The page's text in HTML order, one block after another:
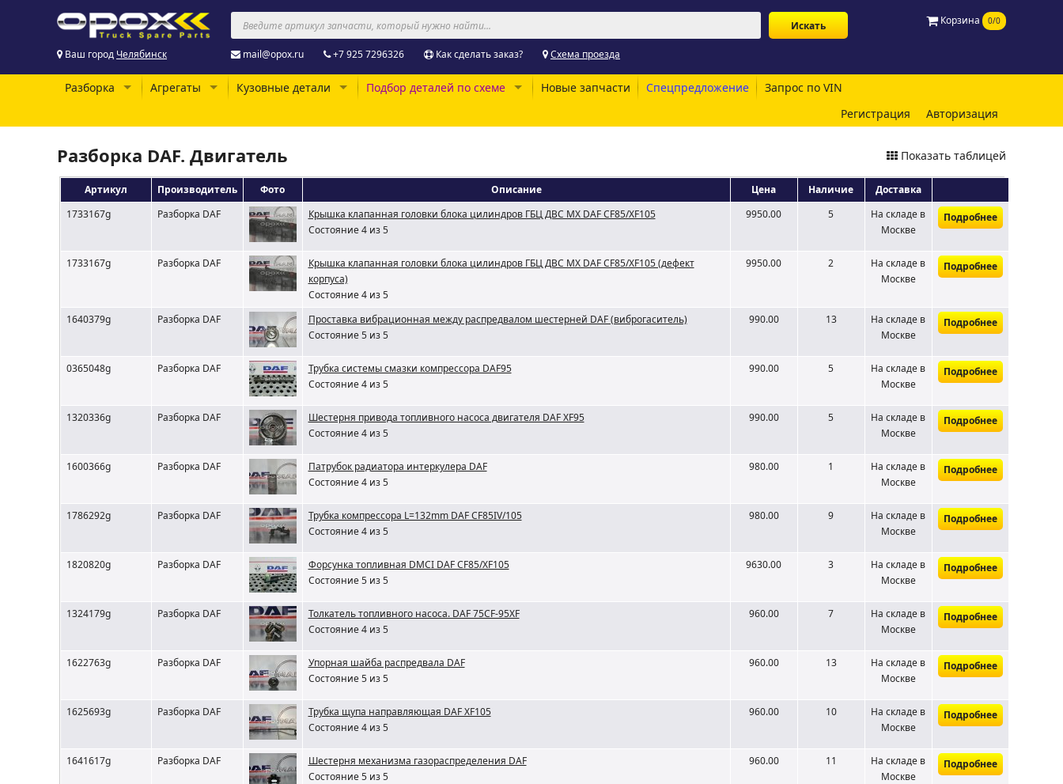
Корзина 0/0
Ваш город Челябинск mail@opox.ru +7 925 7296326 Как сделать заказ? Схема проезда
Разборка Агрегаты Кузовные детали Подбор деталей по схеме Новые запчасти Спецпредложение
Запрос по VIN
Регистрация
Авторизация
Разборка DAF. Двигатель Показать таблицей
Артикул Производитель Фото Описание Цена Наличие
Доставка
1733167g
Разборка DAF
Крышка клапанная головки блока цилиндров ГБЦ ДВС МХ DAF CF85/XF105
Состояние 4 из 5
9950.00 5 На складе в
Москве
Подробнее
1733167g Разборка DAF
Крышка клапанная головки блока цилиндров ГБЦ ДВС МХ DAF CF85/XF105 (дефект
корпуса)
Состояние 4 из 5
9950.00 2 На складе в
Москве
Подробнее
1640379g Разборка DAF
Проставка вибрационная между распредвалом шестерней DAF (виброгаситель)
Состояние 5 из 5
990.00 13 На складе в
Москве
Подробнее
0365048g Разборка DAF
Трубка системы смазки компрессора DAF95
Состояние 4 из 5
990.00 5 На складе в
Москве
Подробнее
1320336g Разборка DAF
Шестерня привода топливного насоса двигателя DAF XF95
Состояние 4 из 5
990.00 5 На складе в
Москве
Подробнее
1600366g Разборка DAF
Патрубок радиатора интеркулера DAF
Состояние 4 из 5
980.00 1 На складе в
Москве
Подробнее
1786292g Разборка DAF
Трубка компрессора L=132mm DAF CF85IV/105
Состояние 4 из 5
980.00 9 На складе в
Москве
Подробнее
1820820g Разборка DAF
Форсунка топливная DMCI DAF CF85/XF105
Состояние 5 из 5
9630.00 3 На складе в
Москве
Подробнее
1324179g Разборка DAF
Толкатель топливного насоса. DAF 75CF-95XF
Состояние 4 из 5
960.00 7 На складе в
Москве
Подробнее
1622763g Разборка DAF
Упорная шайба распредвала DAF
Состояние 5 из 5
960.00 13 На складе в
Москве
Подробнее
1625693g Разборка DAF
Трубка щупа направляющая DAF XF105
Состояние 4 из 5
960.00 10 На складе в
Москве
Подробнее
1641617g Разборка DAF
Шестерня механизма газораспределения DAF
Состояние 5 из 5
960.00 11 На складе в
Москве
Подробнее